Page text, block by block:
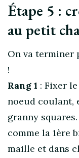
Étape 5 :
au petit
On va terminer
!
Rang 1 : Fixer
noeud coulant,
granny
comme la 1ère
maille et dans